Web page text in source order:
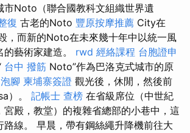
市Noto（聯合國教科文組織世界遺
復 古老的Noto 豐原按摩推薦 City在
，而新的Noto在未來幾十年中以統一風
藝術家建造。 rwd 經絡課程 台胞證申
台中 撥筋 Noto”作為巴洛克式城市的原
腳 柬埔寨簽證 觀光後，休閒，然後前
）。 記帳士 查榜 在省級席位（中世紀
宮殿，教堂）的複雜省總部的小巷中，這
路線。 早晨，帶有鋼絲繩升降機前往大